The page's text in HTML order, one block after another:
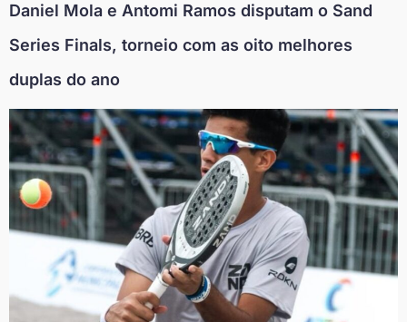
Daniel Mola e Antomi Ramos disputam o Sand
Series Finals, torneio com as oito melhores
duplas do ano